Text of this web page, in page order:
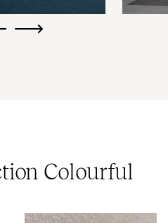
ui.next
Colourful